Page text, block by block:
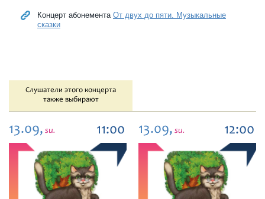
Концерт абонемента От двух до пяти. Музыкальные
сказки
Слушатели этого концерта
также выбирают
13.09, su. 11:00 13.09, su. 12:00